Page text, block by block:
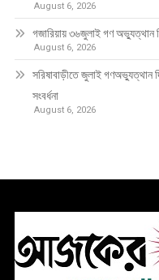
August 6, 2026
গজারিয়ায় ৩৬জুলাই গণ অভ্যুত্থান
August 6, 2026
সরিষাবাড়ীতে জুলাই গণঅভ্যুত্থান
সংবর্ধনা
August 6, 2026